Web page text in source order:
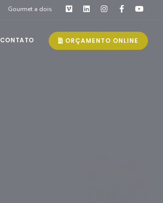
Gourmet a dois
ORÇAMENTO ONLINE
CONTATO